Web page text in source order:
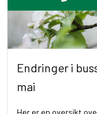
Endringer i
mai
Her er en oversikt